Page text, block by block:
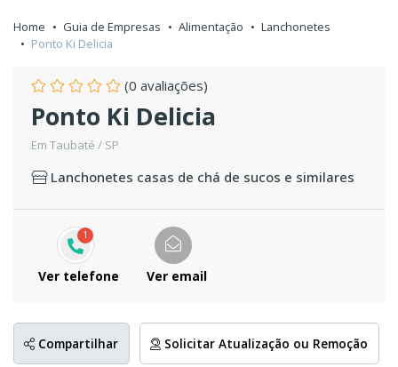
Home Guia de Empresas Alimentação
Lanchonetes
Ponto Ki Delicia
(0 avaliações)
Ponto Ki Delicia
Em Taubaté / SP
Lanchonetes casas de chá de sucos e similares
1
Ver telefone Ver email
Compartilhar Solicitar Atualização ou Remoção